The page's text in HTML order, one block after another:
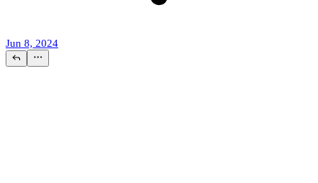
Jun 8, 2024